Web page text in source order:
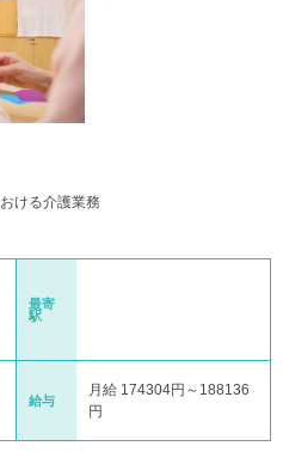
ける介護業務
最寄
駅
給与
月給 174304円～188136
円